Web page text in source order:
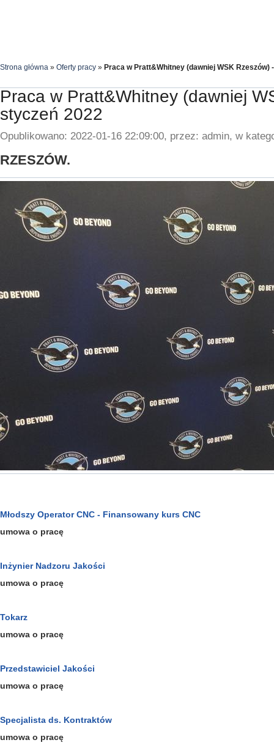
Strona główna » Oferty pracy » Praca w Pratt&Whitney (dawniej WSK Rzeszów)
Praca w Pratt&Whitney (dawniej
styczeń 2022
Opublikowano: 2022-01-16 22:09:00, przez: admin, w
RZESZÓW.
Młodszy Operator CNC - Finansowany kurs CNC
umowa o pracę
Inżynier Nadzoru Jakości
umowa o pracę
Tokarz
umowa o pracę
Przedstawiciel Jakości
umowa o pracę
Specjalista ds. Kontraktów
umowa o pracę